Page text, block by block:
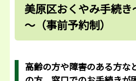
美原区おくやみ手続
～（事前予約制）
高齢の方や障害のある方な